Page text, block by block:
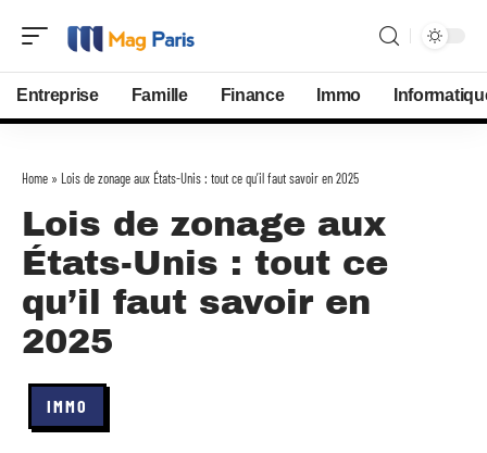
Entreprise Famille Finance Immo
Home » Lois de zonage aux États-Unis : tout ce qu’il faut savoir en 2025
Lois de zonage aux
États-Unis : tout ce
qu’il faut savoir en
2025
IMMO